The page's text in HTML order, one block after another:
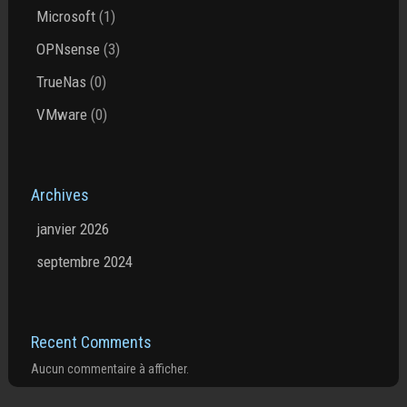
Microsoft(1)
OPNsense (3)
TrueNas (0)
VMware (0)
Archives
janvier 2026
septembre 2024
Recent Comments
Aucun commentaire à afficher.